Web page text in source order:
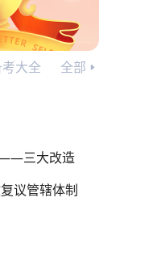
大全 全部
——三大改造
议管辖体制